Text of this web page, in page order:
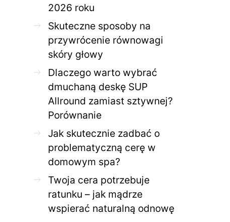
2026 roku
Skuteczne sposoby na
przywrócenie równowagi
skóry głowy
Dlaczego warto wybrać
dmuchaną deskę SUP
Allround zamiast sztywnej?
Porównanie
Jak skutecznie zadbać o
problematyczną cerę w
domowym spa?
Twoja cera potrzebuje
ratunku – jak mądrze
wspierać naturalną odnowę